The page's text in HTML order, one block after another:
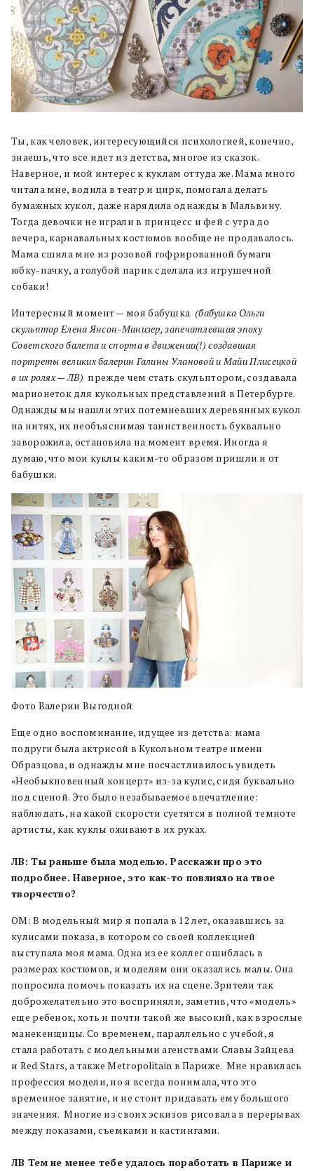
Ты, как человек, интересующийся психологией, конечно,
знаешь, что все идет из детства, многое из сказок.
Наверное, и мой интерес к куклам оттуда же. Мама много
читала мне, водила в театр и цирк, помогала делать
бумажных кукол, даже нарядила однажды в Мальвину.
Тогда девочки не играли в принцесс и фей с утра до
вечера, карнавальных костюмов вообще не продавалось.
Мама сшила мне из розовой гофрированной бумаги
юбку-пачку, а голубой парик сделала из игрушечной
собаки!
Интересный момент — моя бабушка (бабушка Ольги
скульптор Елена Янсон-Манизер, запечатлевшая эпоху
Советского балета и спорта в движении(!) создавшая
портреты великих балерин Галины Улановой и Майи Плисецкой
в их ролях — ЛВ) прежде чем стать скульптором, создавала
марионеток для кукольных представлений в Петербурге.
Однажды мы нашли этих потемневших деревянных кукол
на нитях, их необъяснимая таинственность буквально
заворожила, остановила на момент время. Иногда я
думаю, что мои куклы каким-то образом пришли и от
бабушки.
Фото Валерии Выгодной
Еще одно воспоминание, идущее из детства: мама
подруги была актрисой в Кукольном театре имени
Образцова, и однажды мне посчастливилось увидеть
«Необыкновенный концерт» из-за кулис, сидя буквально
под сценой. Это было незабываемое впечатление:
наблюдать, на какой скорости суетятся в полной темноте
артисты, как куклы оживают в их руках.
ЛВ: Ты раньше была моделью. Расскажи про это
подробнее. Наверное, это как-то повлияло на твое
творчество?
ОМ: В модельный мир я попала в 12 лет, оказавшись за
кулисами показа, в котором со своей коллекцией
выступала моя мама. Одна из ее коллег ошиблась в
размерах костюмов, и моделям они оказались малы. Она
попросила помочь показать их на сцене. Зрители так
доброжелательно это восприняли, заметив, что «модель»
еще ребенок, хоть и почти такой же высокий, как взрослые
манекенщицы. Со временем, параллельно с учебой, я
стала работать с модельными агенствами Славы Зайцева
и Red Stars, а также Metropolitain в Париже. Мне нравилась
профессия модели, но я всегда понимала, что это
временное занятие, и не стоит придавать ему большого
значения. Многие из своих эскизов рисовала в перерывах
между показами, съемками и кастингами.
ЛВ Тем не менее тебе удалось поработать в Париже и